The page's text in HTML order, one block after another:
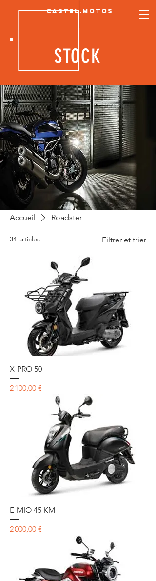
CASTEL.MOTOS
STOCK
Accueil Roadster
34 articles Filtrer et trier
X-PRO 50
Prix
2 100,00 €
E-MIO 45 KM
Prix
2 000,00 €